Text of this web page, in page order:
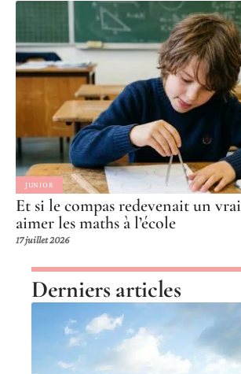
JUNIOR
Et si le compas redevenait un
aimer les maths à l’école
17 juillet 2026
Derniers articles